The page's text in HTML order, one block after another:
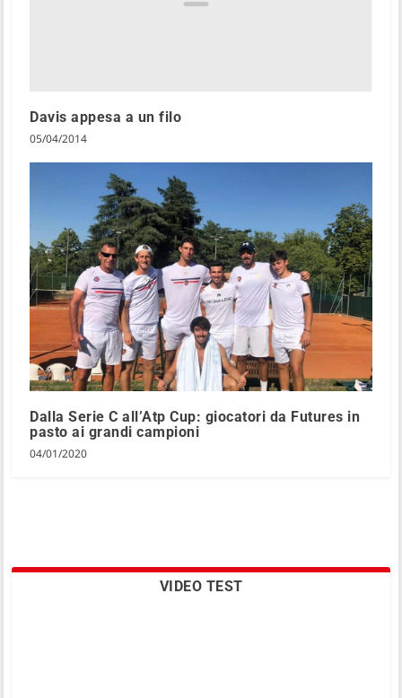
Davis appesa a un filo
05/04/2014
Dalla Serie C all’Atp Cup: giocatori da Futures in
pasto ai grandi campioni
04/01/2020
VIDEO TEST